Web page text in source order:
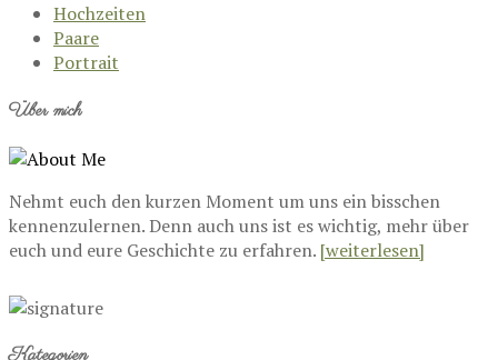
Hochzeiten
Paare
Portrait
Über mich
Nehmt euch den kurzen Moment um uns ein bisschen
kennenzulernen. Denn auch uns ist es wichtig, mehr über
euch und eure Geschichte zu erfahren. [weiterlesen]